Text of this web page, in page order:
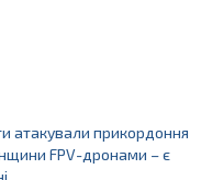
атакували прикордоння
FPV-дронами – є